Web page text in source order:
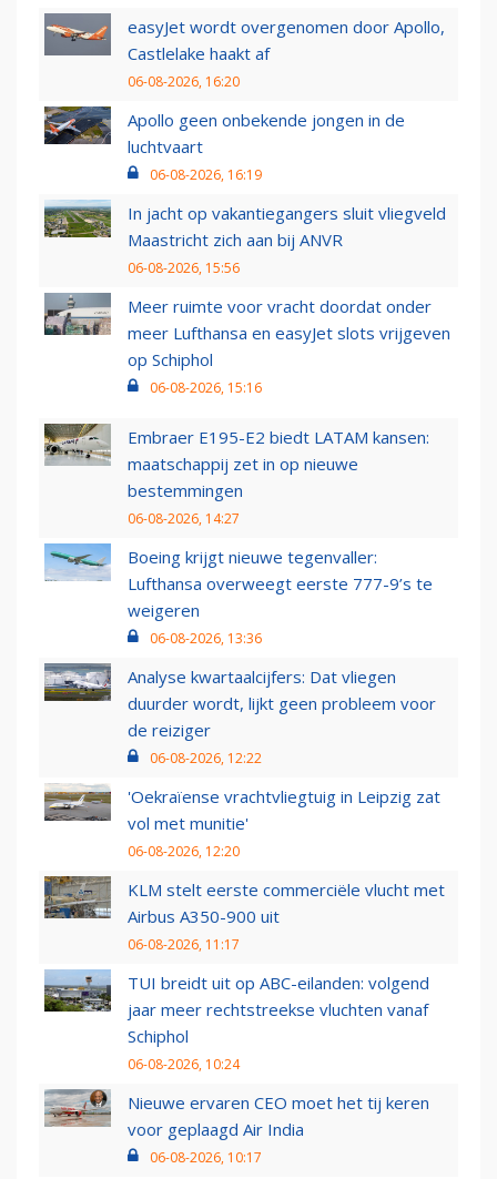
easyJet wordt overgenomen door Apollo,
Castlelake haakt af
06-08-2026, 16:20
Apollo geen onbekende jongen in de
luchtvaart
06-08-2026, 16:19
In jacht op vakantiegangers sluit vliegveld
Maastricht zich aan bij ANVR
06-08-2026, 15:56
Meer ruimte voor vracht doordat onder
meer Lufthansa en easyJet slots vrijgeven
op Schiphol
06-08-2026, 15:16
Embraer E195-E2 biedt LATAM kansen:
maatschappij zet in op nieuwe
bestemmingen
06-08-2026, 14:27
Boeing krijgt nieuwe tegenvaller:
Lufthansa overweegt eerste 777-9’s te
weigeren
06-08-2026, 13:36
Analyse kwartaalcijfers: Dat vliegen
duurder wordt, lijkt geen probleem voor
de reiziger
06-08-2026, 12:22
'Oekraïense vrachtvliegtuig in Leipzig zat
vol met munitie'
06-08-2026, 12:20
KLM stelt eerste commerciële vlucht met
Airbus A350-900 uit
06-08-2026, 11:17
TUI breidt uit op ABC-eilanden: volgend
jaar meer rechtstreekse vluchten vanaf
Schiphol
06-08-2026, 10:24
Nieuwe ervaren CEO moet het tij keren
voor geplaagd Air India
06-08-2026, 10:17